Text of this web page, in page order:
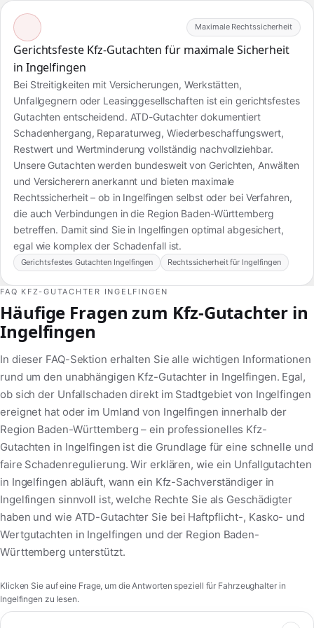
Maximale Rechtssicherheit
Gerichtsfeste Kfz-Gutachten für maximale Sicherheit
in Ingelfingen
Bei Streitigkeiten mit Versicherungen, Werkstätten,
Unfallgegnern oder Leasinggesellschaften ist ein gerichtsfestes
Gutachten entscheidend. ATD-Gutachter dokumentiert
Schadenhergang, Reparaturweg, Wiederbeschaffungswert,
Restwert und Wertminderung vollständig nachvollziehbar.
Unsere Gutachten werden bundesweit von Gerichten, Anwälten
und Versicherern anerkannt und bieten maximale
Rechtssicherheit – ob in Ingelfingen selbst oder bei Verfahren,
die auch Verbindungen in die Region Baden-Württemberg
betreffen. Damit sind Sie in Ingelfingen optimal abgesichert,
egal wie komplex der Schadenfall ist.
Gerichtsfestes Gutachten Ingelfingen Rechtssicherheit für Ingelfingen
FAQ KFZ-GUTACHTER INGELFINGEN
Häufige Fragen zum Kfz-Gutachter in
Ingelfingen
In dieser FAQ-Sektion erhalten Sie alle wichtigen Informationen
rund um den unabhängigen Kfz-Gutachter in Ingelfingen. Egal,
ob sich der Unfallschaden direkt im Stadtgebiet von Ingelfingen
ereignet hat oder im Umland von Ingelfingen innerhalb der
Region Baden-Württemberg – ein professionelles Kfz-
Gutachten in Ingelfingen ist die Grundlage für eine schnelle und
faire Schadenregulierung. Wir erklären, wie ein Unfallgutachten
in Ingelfingen abläuft, wann ein Kfz-Sachverständiger in
Ingelfingen sinnvoll ist, welche Rechte Sie als Geschädigter
haben und wie ATD-Gutachter Sie bei Haftpflicht-, Kasko- und
Wertgutachten in Ingelfingen und der Region Baden-
Württemberg unterstützt.
Klicken Sie auf eine Frage, um die Antworten speziell für Fahrzeughalter in
Ingelfingen zu lesen.